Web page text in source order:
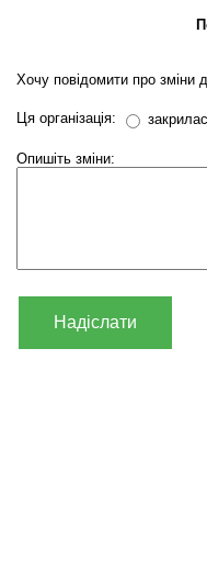
Хочу повідомити про зміни
Ця організація:
Опишіть зміни:
Надіслати